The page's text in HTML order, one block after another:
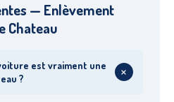
— Enlèvement
Chateau
est vraiment une
?
+